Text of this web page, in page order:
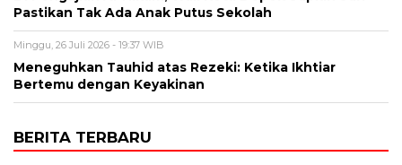
Pastikan Tak Ada Anak Putus Sekolah
Minggu, 26 Juli 2026 - 19:37 WIB
Meneguhkan Tauhid atas Rezeki: Ketika Ikhtiar
Bertemu dengan Keyakinan
BERITA TERBARU